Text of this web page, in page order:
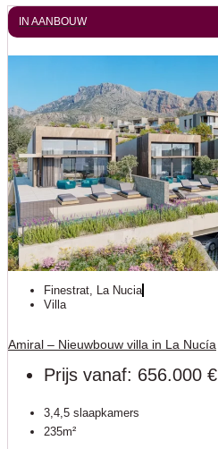
IN AANBOUW
Finestrat, La Nucia
Villa
Amiral – Nieuwbouw villa in La Nucía
Prijs vanaf: 656.000 €
3,4,5 slaapkamers
235m²